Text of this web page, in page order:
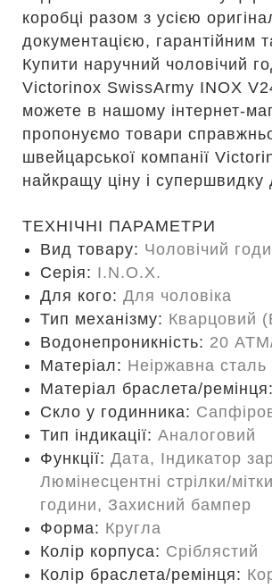
коробці разом з усією
документацією, гарантійним
Купити наручний чоловічий
Victorinox SwissArmy INOX
можете в нашому інтернет-
пропонуємо товари
швейцарської компанії
найкращу ціну і супершвидку
ТЕХНІЧНІ ПАРАМЕТРИ
Вид товару: Чоловічий
Серія: I.N.O.X.
Для кого: Для чоловіка
Тип механізму: Кварцовий
Водонепроникність: 20
Матеріал: Неіржавна сталь
Матеріал браслета/ремінця:
Скло у годинника:
Тип індикації: Аналоговий
Функції: Дата, Індикатор
Люмінесцентні стрілки/
години, Захисний бампер
Форма: Кругла
Колір корпуса: Сріблястий
Колір браслета/ремінця: